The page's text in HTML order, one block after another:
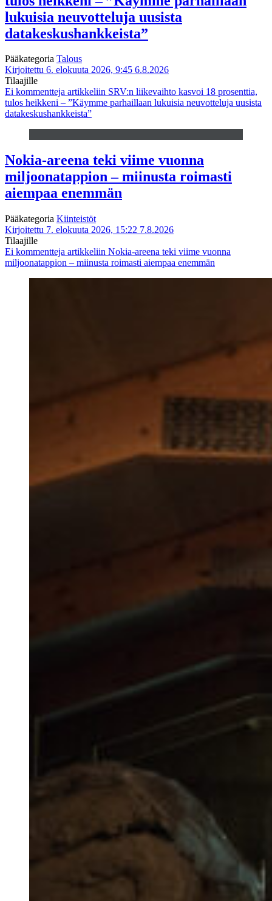
lukuisia neuvotteluja uusista
datakeskushankkeista”
Pääkategoria Talous
Kirjoitettu 6. elokuuta 2026, 9:45 6.8.2026
Tilaajille
Ei kommentteja artikkeliin SRV:n liikevaihto kasvoi 18 prosenttia,
tulos heikkeni – ”Käymme parhaillaan lukuisia neuvotteluja uusista
datakeskushankkeista”
Nokia-areena teki viime vuonna
miljoonatappion – miinusta roimasti
aiempaa enemmän
Pääkategoria Kiinteistöt
Kirjoitettu 7. elokuuta 2026, 15:22 7.8.2026
Tilaajille
Ei kommentteja artikkeliin Nokia-areena teki viime vuonna
miljoonatappion – miinusta roimasti aiempaa enemmän